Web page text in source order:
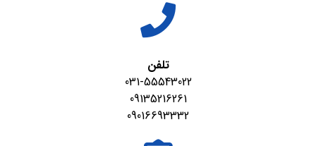
تلفن
031-55543022
09135216261
09016693332